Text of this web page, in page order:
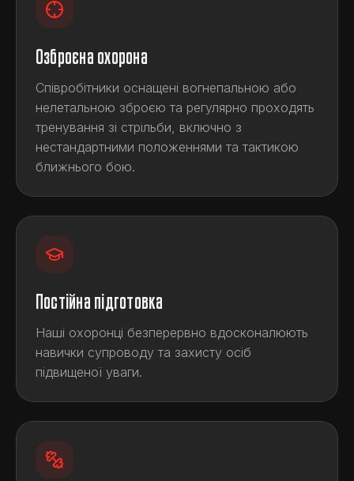
Озброєна охорона
Співробітники оснащені вогнепальною або
нелетальною зброєю та регулярно проходять
тренування зі стрільби, включно з
нестандартними положеннями та тактикою
ближнього бою.
Постійна підготовка
Наші охоронці безперервно вдосконалюють
навички супроводу та захисту осіб
підвищеної уваги.